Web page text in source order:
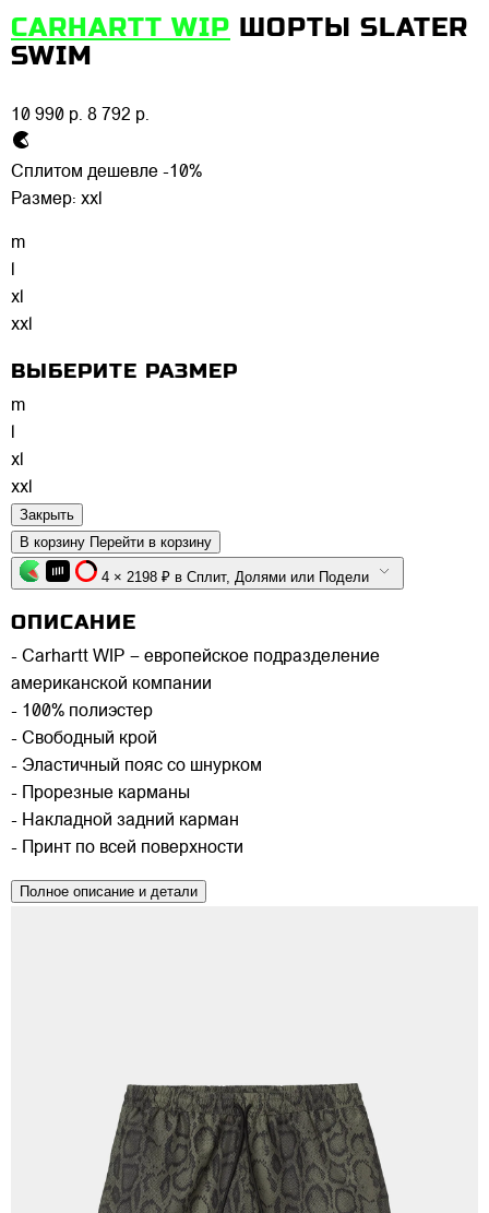
CARHARTT WIP ШОРТЫ SLATER
SWIM
10 990 р. 8 792 р.
Сплитом дешевле -10%
Размер: xxl
m
xl
xxl
ВЫБЕРИТЕ РАЗМЕР
m
xl
xxl
Закрыть
В корзину Перейти в корзину
4 × 2198 ₽ в Сплит, Долями или Подели
ОПИСАНИЕ
- Carhartt WIP – европейское подразделение
американской компании
- 100% полиэстер
- Свободный крой
- Эластичный пояс со шнурком
- Прорезные карманы
- Накладной задний карман
- Принт по всей поверхности
Полное описание и детали